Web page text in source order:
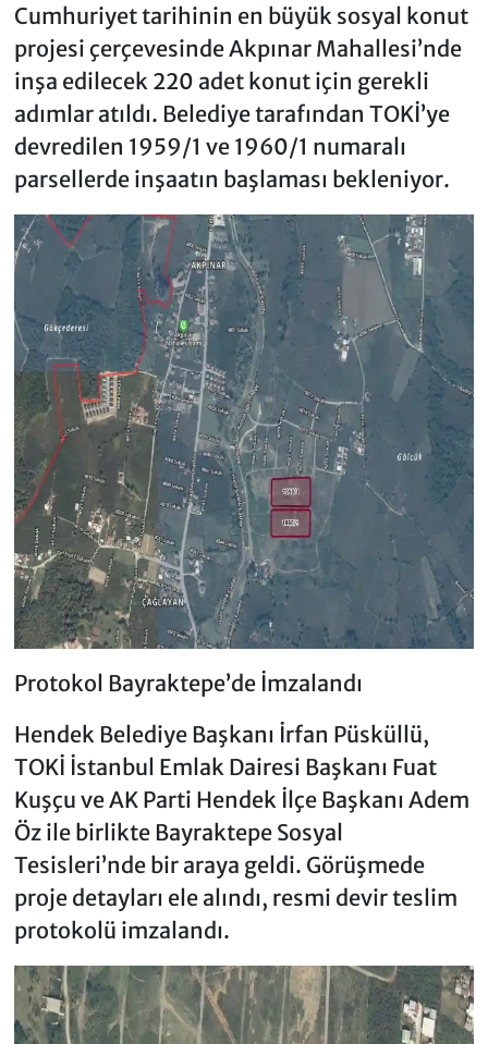
Cumhuriyet tarihinin en büyük sosyal konut
projesi çerçevesinde Akpınar Mahallesi’nde
inşa edilecek 220 adet konut için gerekli
adımlar atıldı. Belediye tarafından TOKİ’ye
devredilen 1959/1 ve 1960/1 numaralı
parsellerde inşaatın başlaması bekleniyor.
Protokol Bayraktepe’de İmzalandı
Hendek Belediye Başkanı İrfan Püsküllü,
TOKİ İstanbul Emlak Dairesi Başkanı Fuat
Kuşçu ve AK Parti Hendek İlçe Başkanı Adem
Öz ile birlikte Bayraktepe Sosyal
Tesisleri’nde bir araya geldi. Görüşmede
proje detayları ele alındı, resmi devir teslim
protokolü imzalandı.